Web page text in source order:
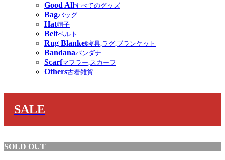
Good Allすべてのグッズ
Bagバッグ
Hat帽子
Beltベルト
Rug Blanket寝具,ラグ,ブランケット
Bandanaバンダナ
Scarfマフラー,スカーフ
Others古着雑貨
SALE
SOLD OUT